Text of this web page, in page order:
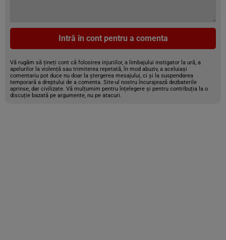
Intră în cont pentru a comenta
Vă rugăm să țineți cont că folosirea injuriilor, a limbajului instigator la ură, a
apelurilor la violență sau trimiterea repetată, în mod abuziv, a aceluiași
comentariu pot duce nu doar la ștergerea mesajului, ci și la suspendarea
temporară a dreptului de a comenta. Site-ul nostru încurajează dezbaterile
aprinse, dar civilizate. Vă mulțumim pentru înțelegere și pentru contribuția la o
discuție bazată pe argumente, nu pe atacuri.